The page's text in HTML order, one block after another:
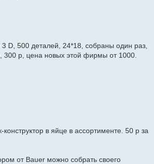
D, 500 деталей, 24*18, собраны один раз,
300 р, цена новых этой фирмы от 1000.
в яйце в ассортименте. 50 р за
от Bauer можно собрать своего